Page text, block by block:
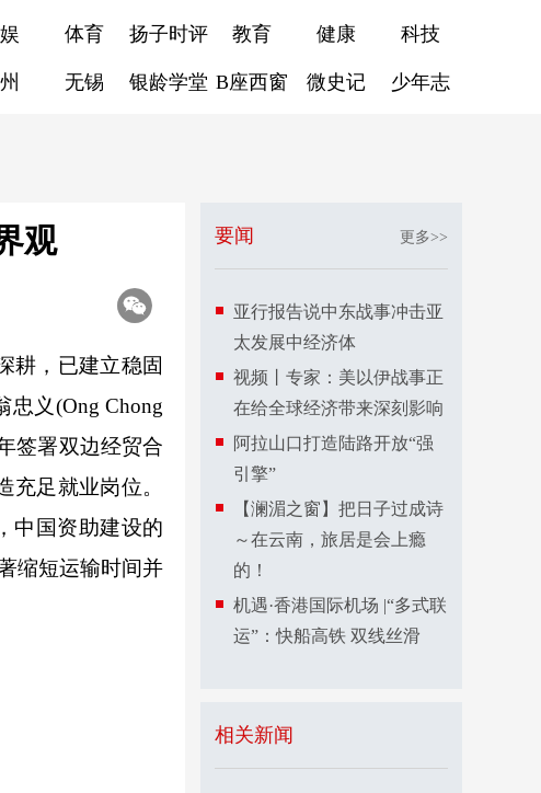
体育 扬子时评 教育 健康 科技
无锡 银龄学堂 B座西窗 微史记 少年志
观
耕，已建立稳固
义(Ong Chong
签署双边经贸合
足就业岗位。
中国资助建设的
缩短运输时间并
要闻 更多>>
亚行报告说中东战事冲击亚
太发展中经济体
视频丨专家：美以伊战事正
在给全球经济带来深刻影响
阿拉山口打造陆路开放“强
引擎”
【澜湄之窗】把日子过成诗
～在云南，旅居是会上瘾
的！
机遇·香港国际机场 |“多式联
运”：快船高铁 双线丝滑
相关新闻